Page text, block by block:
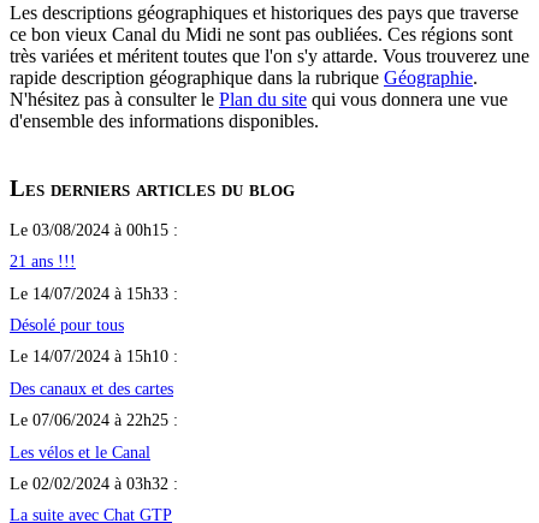
Les descriptions géographiques et historiques des pays que traverse
ce bon vieux Canal du Midi ne sont pas oubliées. Ces régions sont
très variées et méritent toutes que l'on s'y attarde. Vous trouverez une
rapide description géographique dans la rubrique Géographie.
N'hésitez pas à consulter le Plan du site qui vous donnera une vue
d'ensemble des informations disponibles.
Les derniers articles du blog
Le 03/08/2024 à 00h15 :
21 ans !!!
Le 14/07/2024 à 15h33 :
Désolé pour tous
Le 14/07/2024 à 15h10 :
Des canaux et des cartes
Le 07/06/2024 à 22h25 :
Les vélos et le Canal
Le 02/02/2024 à 03h32 :
La suite avec Chat GTP